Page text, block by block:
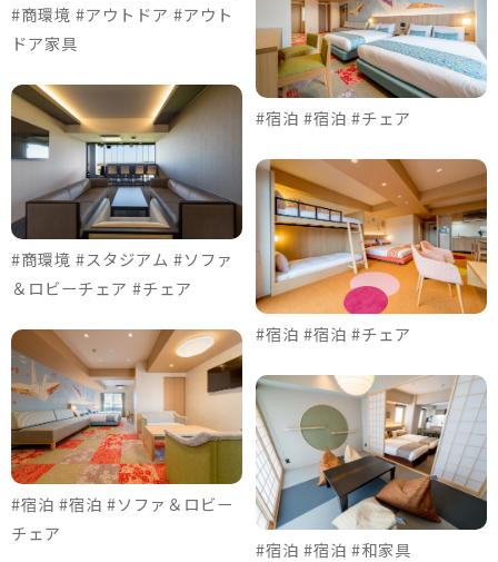
#商環境 #アウトドア #アウト
ドア家具
#商環境 #スタジアム #ソファ
＆ロビーチェア #チェア
#宿泊 #宿泊 #ソファ＆ロビー
チェア
#宿泊 #宿泊 #チェア
#宿泊 #宿泊 #チェア
#宿泊 #宿泊 #和家具